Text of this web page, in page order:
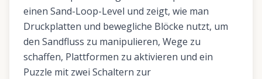
einen Sand-Loop-Level und zeigt, wie man
Druckplatten und bewegliche Blöcke nutzt, um
den Sandfluss zu manipulieren, Wege zu
schaffen, Plattformen zu aktivieren und ein
Puzzle mit zwei Schaltern zur